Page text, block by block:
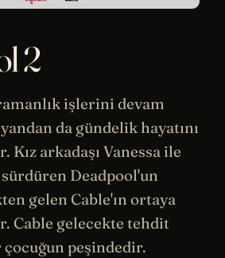
2
işlerini devam
da gündelik hayatını
arkadaşı Vanessa ile
Deadpool'un
gelen Cable'ın ortaya
Cable gelecekte tehdit
peşindedir.